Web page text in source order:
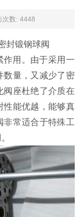
数: 4448
封锻钢球阀
作用。由于采用一
数量，又减少了密
阀座杜绝了介质在
性能优越，能够真
非常适合于特殊工